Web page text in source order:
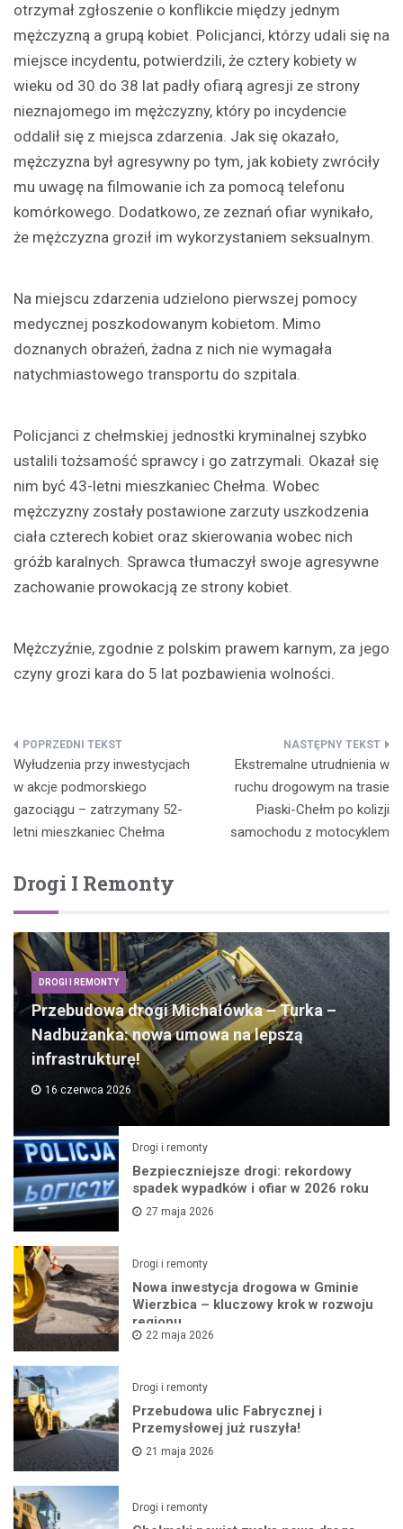
otrzymał zgłoszenie o konflikcie między jednym
mężczyzną a grupą kobiet. Policjanci, którzy udali się na
miejsce incydentu, potwierdzili, że cztery kobiety w
wieku od 30 do 38 lat padły ofiarą agresji ze strony
nieznajomego im mężczyzny, który po incydencie
oddalił się z miejsca zdarzenia. Jak się okazało,
mężczyzna był agresywny po tym, jak kobiety zwróciły
mu uwagę na filmowanie ich za pomocą telefonu
komórkowego. Dodatkowo, ze zeznań ofiar wynikało,
że mężczyzna groził im wykorzystaniem seksualnym.
Na miejscu zdarzenia udzielono pierwszej pomocy
medycznej poszkodowanym kobietom. Mimo
doznanych obrażeń, żadna z nich nie wymagała
natychmiastowego transportu do szpitala.
Policjanci z chełmskiej jednostki kryminalnej szybko
ustalili tożsamość sprawcy i go zatrzymali. Okazał się
nim być 43-letni mieszkaniec Chełma. Wobec
mężczyzny zostały postawione zarzuty uszkodzenia
ciała czterech kobiet oraz skierowania wobec nich
gróźb karalnych. Sprawca tłumaczył swoje agresywne
zachowanie prowokacją ze strony kobiet.
Mężczyźnie, zgodnie z polskim prawem karnym, za jego
czyny grozi kara do 5 lat pozbawienia wolności.
Nawigacja
wpisu
Wyłudzenia przy inwestycjach
w akcje podmorskiego
gazociągu – zatrzymany 52-
letni mieszkaniec Chełma
Ekstremalne utrudnienia w
ruchu drogowym na trasie
Piaski-Chełm po kolizji
samochodu z motocyklem
Drogi I Remonty
DROGI I REMONTY
Przebudowa drogi Michałówka – Turka –
Nadbużanka: nowa umowa na lepszą
infrastrukturę!
16 czerwca 2026
Drogi i remonty
Bezpieczniejsze drogi: rekordowy
spadek wypadków i ofiar w 2026 roku
27 maja 2026
Drogi i remonty
Nowa inwestycja drogowa w Gminie
Wierzbica – kluczowy krok w rozwoju
regionu
22 maja 2026
Drogi i remonty
Przebudowa ulic Fabrycznej i
Przemysłowej już ruszyła!
21 maja 2026
Drogi i remonty